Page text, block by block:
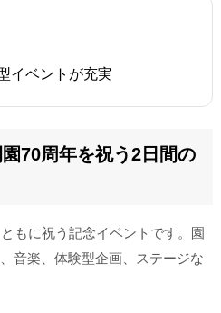
イベントが充実
70周年を祝う2日間の
もに祝う記念イベントです。園
音楽、体験型企画、ステージな